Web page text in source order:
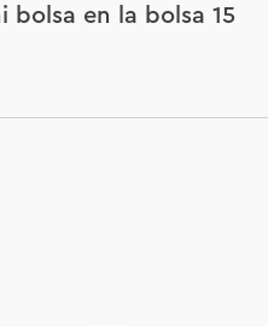
bolsa en la bolsa 15